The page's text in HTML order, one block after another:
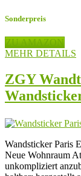
Sonderpreis
ZU AMAZON
MEHR DETAILS
ZGY
Wandsticker Paris
Neue Wohnraum
unkompliziert